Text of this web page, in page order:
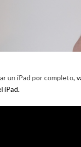
un iPad por completo,
iPad.